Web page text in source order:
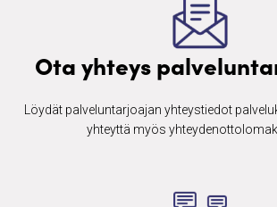
Ota yhteys
Löydät palveluntarjoajan yhteystiedot
yhteyttä myös